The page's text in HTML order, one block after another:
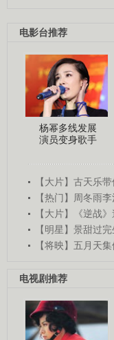
电影台推荐
杨幂多线发展
演员变身歌手
【大片】古天乐
【热门】周冬雨
【大片】《逆战
【明星】景甜过
【将映】五月天
电视剧推荐